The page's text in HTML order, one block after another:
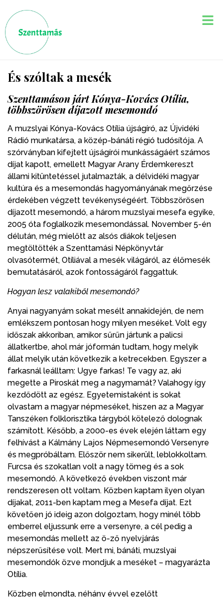
És szóltak a mesék
Szenttamáson járt Kónya-Kovács Otília,
többszörösen díjazott mesemondó
A muzslyai Kónya-Kovács Otília újságíró, az Újvidéki
Rádió munkatársa, a közép-bánáti régió tudósítója. A
szórványban kifejtett újságírói munkásságáért számos
díjat kapott, emellett Magyar Arany Érdemkereszt
állami kitüntetéssel jutalmazták, a délvidéki magyar
kultúra és a mesemondás hagyományának megőrzése
érdekében végzett tevékenységéért. Többszörösen
díjazott mesemondó, a három muzslyai mesefa egyike,
2005 óta foglalkozik mesemondással. November 5-én
délután, még mielőtt az alsós diákok teljesen
megtöltötték a Szenttamási Népkönyvtár
olvasótermét, Otíliával a mesék világáról, az élőmesék
bemutatásáról, azok fontosságáról faggattuk.
Hogyan lesz valakiből mesemondó?
Anyai nagyanyám sokat mesélt annakidején, de nem
emlékszem pontosan hogy milyen meséket. Volt egy
időszak akkoriban, amikor sűrűn jártunk a palicsi
állatkertbe, ahol már jóformán tudtam, hogy melyik
állat melyik után következik a ketrecekben. Egyszer a
farkasnál leálltam: Ugye farkas! Te vagy az, aki
megette a Piroskát meg a nagymamát? Valahogy így
kezdődött az egész. Egyetemistaként is sokat
olvastam a magyar népmeséket, hiszen az a Magyar
Tanszéken folklorisztika tárgyból kötelező dolognak
számított. Később, a 2000-es évek elején láttam egy
felhívást a Kálmány Lajos Népmesemondó Versenyre
és megpróbáltam. Először nem sikerült, leblokkoltam.
Furcsa és szokatlan volt a nagy tömeg és a sok
mesemondó. A következő években viszont már
rendszeresen ott voltam. Közben kaptam ilyen olyan
díjakat, 2011-ben kaptam meg a Mesefa díjat. Ezt
követően jó ideig azon dolgoztam, hogy minél több
emberrel eljussunk erre a versenyre, a cél pedig a
mesemondás mellett az ö-ző nyelvjárás
népszerűsítése volt. Mert mi, bánáti, muzslyai
mesemondók özve mondjuk a meséket – magyarázta
Otília.
Közben elmondta, néhány évvel ezelőtt